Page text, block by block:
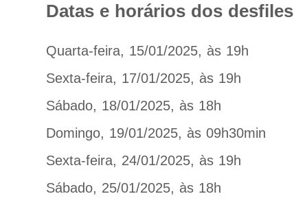
Datas e horários dos desfiles
Quarta-feira, 15/01/2025, às 19h
Sexta-feira, 17/01/2025, às 19h
Sábado, 18/01/2025, às 18h
Domingo, 19/01/2025, às 09h30min
Sexta-feira, 24/01/2025, às 19h
Sábado, 25/01/2025, às 18h